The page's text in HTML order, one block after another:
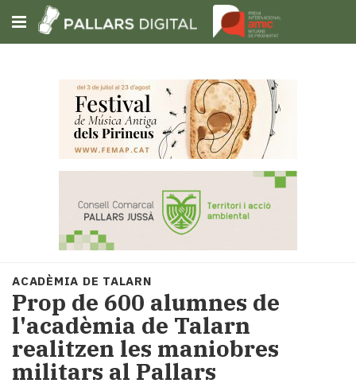
Subscriu-t'hi
Portada
Societat
Política
i
municipis
Economia
i
ACADÈMIA DE TALARN
Prop de 600 alumnes de
l'acadèmia de Talarn
realitzen les maniobres
militars al Pallars